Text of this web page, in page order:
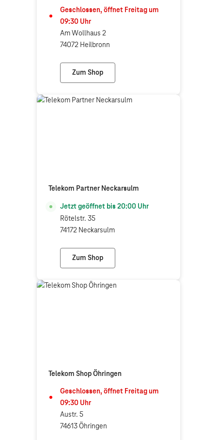
Geschlossen, öffnet Freitag um
09:30 Uhr
Am Wollhaus 2
74072 Heilbronn
Zum Shop
Telekom Shop Heilbronn
Telekom Partner Neckarsulm
Jetzt geöffnet bis 20:00 Uhr
Rötelstr. 35
74172 Neckarsulm
Zum Shop
Telekom Partner Neckarsulm
Telekom Shop Öhringen
Geschlossen, öffnet Freitag um
09:30 Uhr
Austr. 5
74613 Öhringen